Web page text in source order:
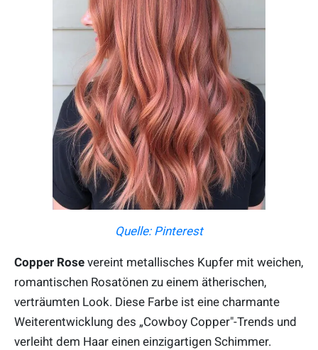
Quelle: Pinterest
Copper Rose vereint metallisches Kupfer mit weichen,
romantischen Rosatönen zu einem ätherischen,
verträumten Look. Diese Farbe ist eine charmante
Weiterentwicklung des „Cowboy Copper"-Trends und
verleiht dem Haar einen einzigartigen Schimmer.